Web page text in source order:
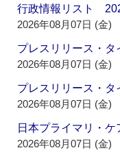
行政情報リスト
2026年08月07日 (金)
プレスリリース・
2026年08月07日 (金)
プレスリリース・
2026年08月07日 (金)
日本プライマリ・
2026年08月07日 (金)